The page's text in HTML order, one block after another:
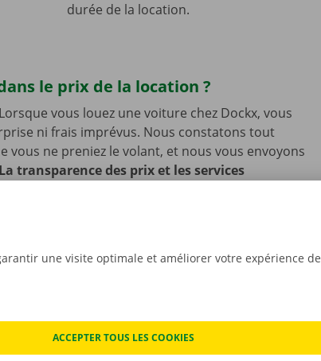
durée de la location.
le prix de la location ?
vous louez une voiture chez Dockx, vous
ni frais imprévus. Nous constatons tout
vous ne preniez le volant, et nous vous envoyons
La transparence des prix et les services
7.
une visite optimale et améliorer votre expérience de
ACCEPTER TOUS LES COOKIES